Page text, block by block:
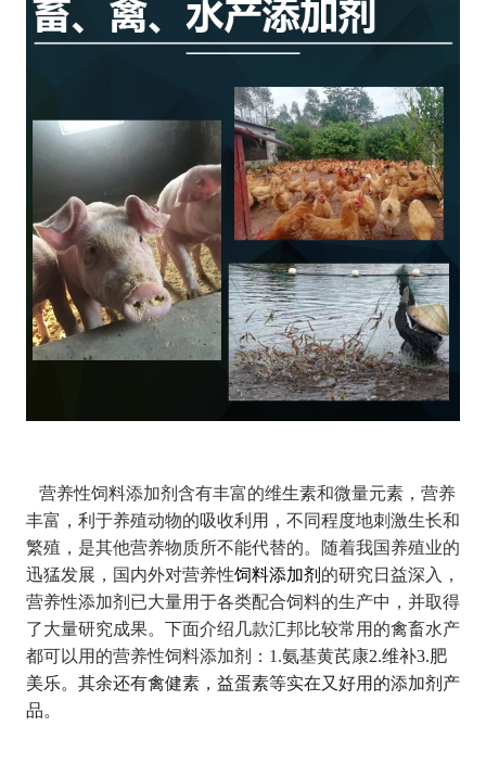
营养性饲料添加剂含有丰富的维生素和微量元素，营养
丰富，利于养殖动物的吸收利用，不同程度地刺激生长和
繁殖，是其他营养物质所不能代替的。随着我国养殖业的
迅猛发展，国内外对营养性饲料添加剂 的研究日益深入，
营养性添加剂已大量用于各类配合饲料的生产中，并取得
了大量研究成果。下面介绍几款汇邦比较常用的禽畜水产
都可以用的营养性饲料添加剂： 1.氨基黄芪康2.维补3.肥
美乐。其余还有禽健素，益蛋素等实在又好用的添加剂产
品。